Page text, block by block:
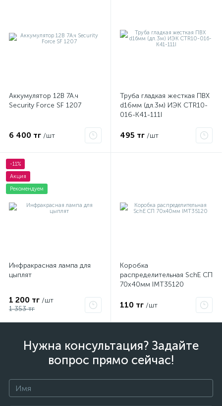
Аккумулятор 12В 7А.ч
Security Force SF 1207
6 400 тг /шт
Труба гладкая жесткая ПВХ
d16мм (дл.3м) ИЭК CTR10-
016-K41-111I
495 тг /шт
-11%
Акция
Рекомендуем
Инфракрасная лампа для
цыплят
1 200 тг /шт
1 353 тг
Коробка
распределительная SchE СП
70х40мм IMT35120
110 тг /шт
Нужна консультация? Задайте
вопрос прямо сейчас!